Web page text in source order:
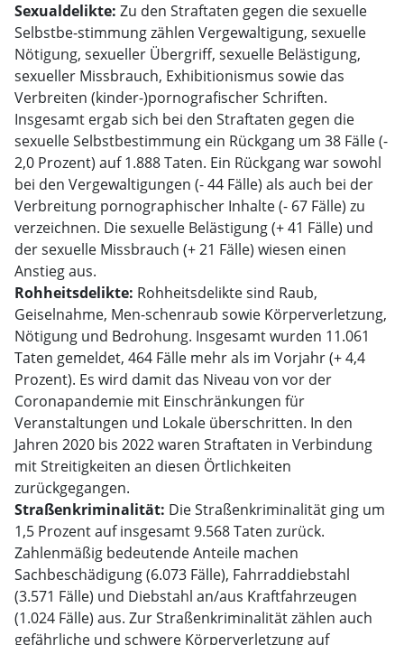
Sexualdelikte: Zu den Straftaten gegen die sexuelle
Selbstbe-stimmung zählen Vergewaltigung, sexuelle
Nötigung, sexueller Übergriff, sexuelle Belästigung,
sexueller Missbrauch, Exhibitionismus sowie das
Verbreiten (kinder-)pornografischer Schriften.
Insgesamt ergab sich bei den Straftaten gegen die
sexuelle Selbstbestimmung ein Rückgang um 38 Fälle (-
2,0 Prozent) auf 1.888 Taten. Ein Rückgang war sowohl
bei den Vergewaltigungen (- 44 Fälle) als auch bei der
Verbreitung pornographischer Inhalte (- 67 Fälle) zu
verzeichnen. Die sexuelle Belästigung (+ 41 Fälle) und
der sexuelle Missbrauch (+ 21 Fälle) wiesen einen
Anstieg aus.
Rohheitsdelikte: Rohheitsdelikte sind Raub,
Geiselnahme, Men-schenraub sowie Körperverletzung,
Nötigung und Bedrohung. Insgesamt wurden 11.061
Taten gemeldet, 464 Fälle mehr als im Vorjahr (+ 4,4
Prozent). Es wird damit das Niveau von vor der
Coronapandemie mit Einschränkungen für
Veranstaltungen und Lokale überschritten. In den
Jahren 2020 bis 2022 waren Straftaten in Verbindung
mit Streitigkeiten an diesen Örtlichkeiten
zurückgegangen.
Straßenkriminalität: Die Straßenkriminalität ging um
1,5 Prozent auf insgesamt 9.568 Taten zurück.
Zahlenmäßig bedeutende Anteile machen
Sachbeschädigung (6.073 Fälle), Fahrraddiebstahl
(3.571 Fälle) und Diebstahl an/aus Kraftfahrzeugen
(1.024 Fälle) aus. Zur Straßenkriminalität zählen auch
gefährliche und schwere Körperverletzung auf